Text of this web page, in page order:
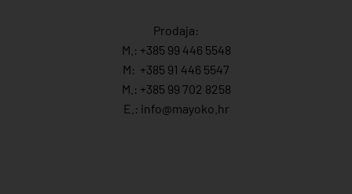
Prodaja:
M.: +385 99 446 5548
M: +385 91 446 5547
M.: +385 99 702 8258
E.: info@mayoko. hr